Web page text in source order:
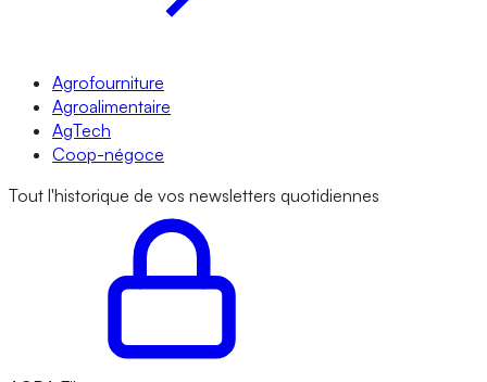
Agrofourniture
Agroalimentaire
AgTech
Coop-négoce
Tout l'historique de vos newsletters quotidiennes